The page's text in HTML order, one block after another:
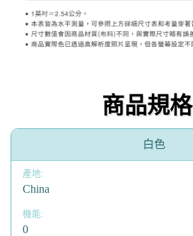
商品規格
白色
China
0